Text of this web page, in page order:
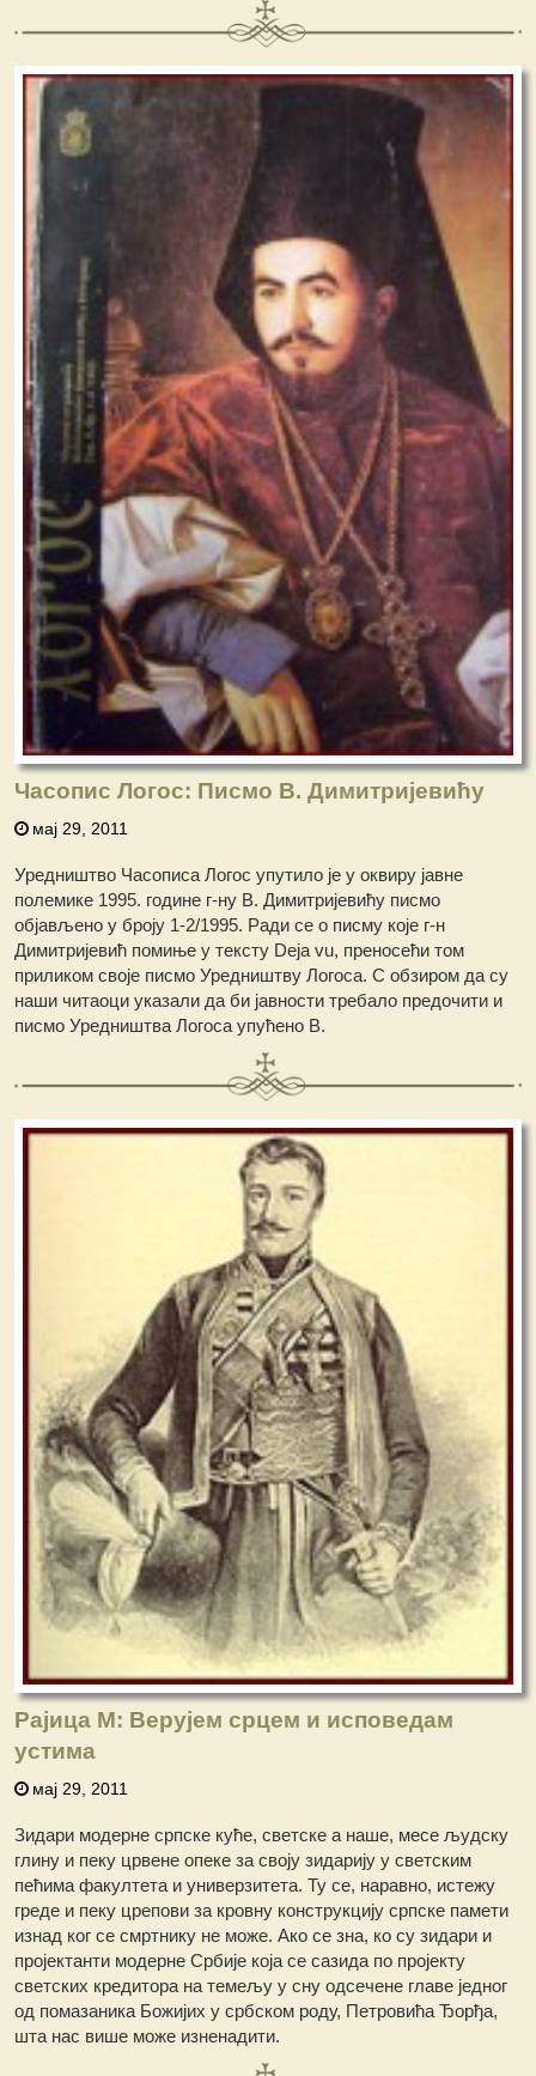
Часопис Логос: Писмо В. Димитријевићу
мај 29, 2011
Уредништво Часописа Логос упутило је у оквиру јавне
полемике 1995. године г-ну В. Димитријевићу писмо
објављено у броју 1-2/1995. Ради се о писму које г-н
Димитријевић помиње у тексту Deja vu, преносећи том
приликом своје писмо Уредништву Логоса. С обзиром да су
наши читаоци указали да би јавности требало предочити и
писмо Уредништва Логоса упућено В.
Рајица М: Верујем срцем и исповедам
устима
мај 29, 2011
Зидари модерне српске куће, светске а наше, месе људску
глину и пеку црвене опеке за своју зидарију у светским
пећима факултета и универзитета. Ту се, наравно, истежу
греде и пеку црепови за кровну конструкцију српске памети
изнад ког се смртнику не може. Ако се зна, ко су зидари и
пројектанти модерне Србије која се сазида по пројекту
светских кредитора на темељу у сну одсечене главе једног
од помазаника Божијих у србском роду, Петровића Ђорђа,
шта нас више може изненадити.